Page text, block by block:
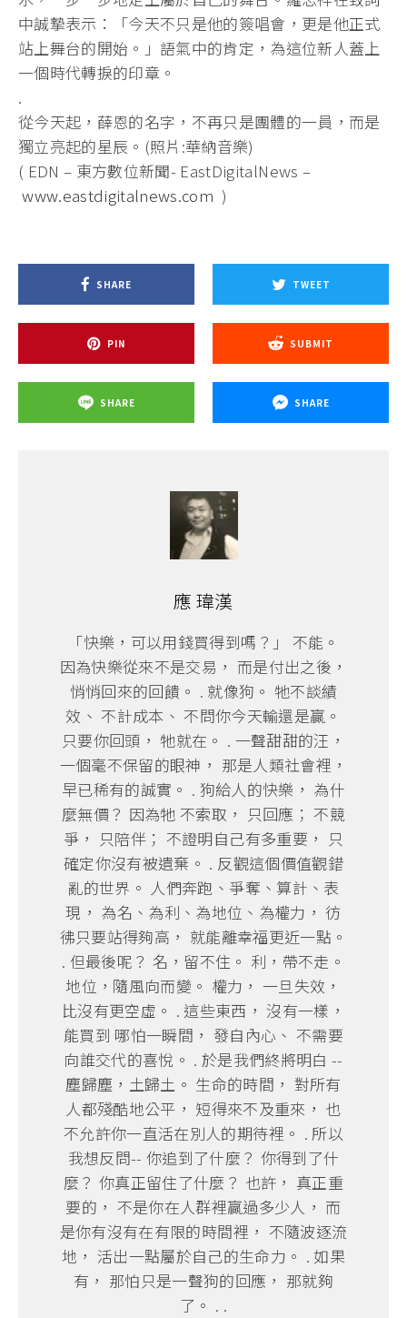
中誠摯表示：「今天不只是他的簽唱會，更是他正式
站上舞台的開始。」語氣中的肯定，為這位新人蓋上
一個時代轉捩的印章。
.
從今天起，薛恩的名字，不再只是團體的一員，而是
獨立亮起的星辰。(照片:華納音樂)
( EDN – 東方數位新聞- EastDigitalNews –
www.eastdigitalnews.com )
SHARE TWEET
PIN SUBMIT
SHARE SHARE
應 瑋漢
「快樂，可以用錢買得到嗎？」 不能。
因為快樂從來不是交易， 而是付出之後，
悄悄回來的回饋。 . 就像狗。 牠不談績
效、 不計成本、 不問你今天輸還是贏。
只要你回頭， 牠就在。 . 一聲甜甜的汪，
一個毫不保留的眼神， 那是人類社會裡，
早已稀有的誠實。 . 狗給人的快樂， 為什
麼無價？ 因為牠 不索取， 只回應； 不競
爭， 只陪伴； 不證明自己有多重要， 只
確定你沒有被遺棄。 . 反觀這個價值觀錯
亂的世界。 人們奔跑、爭奪、算計、表
現， 為名、為利、為地位、為權力， 彷
彿只要站得夠高， 就能離幸福更近一點。
. 但最後呢？ 名，留不住。 利，帶不走。
地位，隨風向而變。 權力， 一旦失效，
比沒有更空虛。 . 這些東西， 沒有一樣，
能買到 哪怕一瞬間， 發自內心、 不需要
向誰交代的喜悅。 . 於是我們終將明白 --
塵歸塵，土歸土。 生命的時間， 對所有
人都殘酷地公平， 短得來不及重來， 也
不允許你一直活在別人的期待裡。 . 所以
我想反問-- 你追到了什麼？ 你得到了什
麼？ 你真正留住了什麼？ 也許， 真正重
要的， 不是你在人群裡贏過多少人， 而
是你有沒有在有限的時間裡， 不隨波逐流
地， 活出一點屬於自己的生命力。 . 如果
有， 那怕只是一聲狗的回應， 那就夠
了。 . .